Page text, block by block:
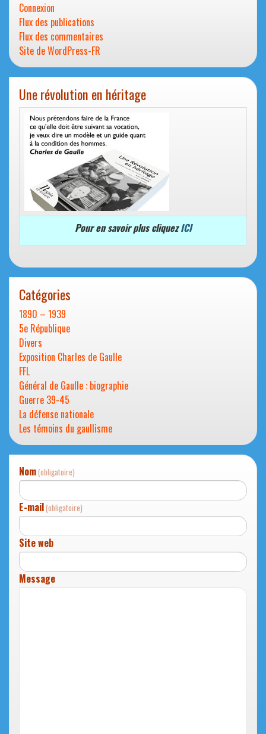
Connexion
Flux des publications
Flux des commentaires
Site de WordPress-FR
Une révolution en héritage
Pour en savoir plus cliquezICI
Catégories
1890 – 1939
5e République
Divers
Exposition Charles de Gaulle
FFL
Général de Gaulle : biographie
Guerre 39-45
La défense nationale
Les témoins du gaullisme
Nom(obligatoire)
E-mail(obligatoire)
Site web
Message